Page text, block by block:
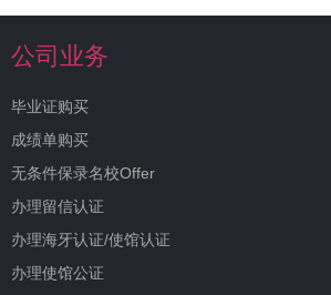
公司业务
毕业证购买
成绩单购买
无条件保录名校Offer
办理留信认证
办理海牙认证/使馆认证
办理使馆公证